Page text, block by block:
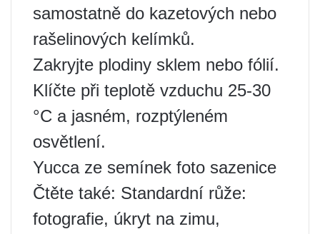
samostatně do kazetových nebo
rašelinových kelímků.
Zakryjte plodiny sklem nebo fólií.
Klíčte při teplotě vzduchu 25-30
°C a jasném, rozptýleném
osvětlení.
Yucca ze semínek foto sazenice
Čtěte také: Standardní růže:
fotografie, úkryt na zimu,